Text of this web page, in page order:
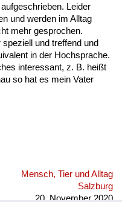
Leider
und werden im Alltag
mehr gesprochen.
und treffend und
in der Hochsprache.
interessant, z. B. heißt
so hat es mein Vater
Mensch, Tier und Alltag
Salzburg
20. November 2020